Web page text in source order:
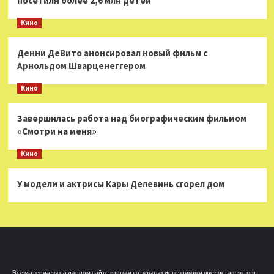
Кино
Денни ДеВито анонсировал новый фильм с
Арнольдом Шварценеггером
Кино
Завершилась работа над биографическим фильмом
«Смотри на меня»
Кино
У модели и актрисы Кары Делевинь сгорел дом
Все материалы на данном сайте взяты из открытых источников и предоставляются